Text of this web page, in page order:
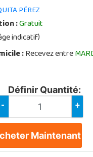
PÉREZ
:Gratuit
indicatif)
:Recevez entre
Définir Quantité:
- +
Maintenant